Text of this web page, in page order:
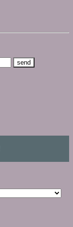
send